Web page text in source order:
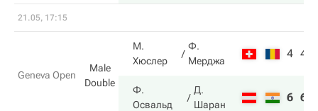
21.05, 17:15
Geneva Open
Male
Double
М.
Хюслер
Ф.
Мерджа
4 4
Ф.
Освальд
Д.
Шаран
6 6